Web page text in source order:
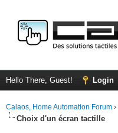
Hello There, Guest! Login
Calaos, Home Automation Forum ›
Choix d'un écran tactille